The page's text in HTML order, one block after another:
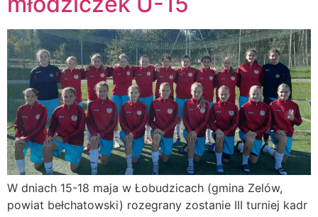
W dniach 15-18 maja w Łobudzicach (gmina Zelów,
powiat bełchatowski) rozegrany zostanie III turniej kadr